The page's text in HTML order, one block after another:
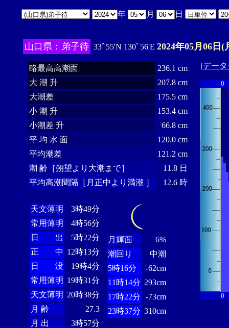
年 月 日
山口県：弟子待 33ﾟ55'N 130ﾟ56'E 2024年05月06日(
略最高高潮面
236.1 cm
大 潮 升
207.8 cm
大潮差
175.5 cm
小 潮 升
153.4 cm
小潮差 升
66.8 cm
平 均 水 面
120.0 cm
平均潮差
121.2 cm
潮 齢［朔望より大潮まで］
11.8 日
平均高潮間隔［月正中より満潮 ］
12.6 時
天文薄明
3時49分
常用薄明
4時56分
日 出
5時22分
正 中 12時13分
日 没
19時4分
常用薄明 19時31分
天文薄明 20時38分
月 齢
27.3
月 出
3時57分
月輝面
6%
潮回り
中潮
5時16分
-62cm
11時14分 293cm
17時22分
-73cm
23時37分 310cm
[デー
0
0